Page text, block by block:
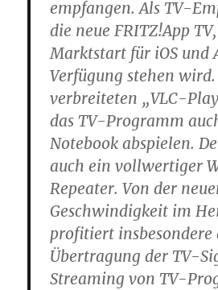
empfangen. Als TV-
die neue FRITZ!App
Marktstart für iOS und
Verfügung stehen
verbreiteten „VLC-
das TV-Programm
Notebook abspielen.
auch ein vollwertiger
Repeater. Von der
Geschwindigkeit im
profitiert insbesondere
Übertragung der TV-
Streaming von TV-